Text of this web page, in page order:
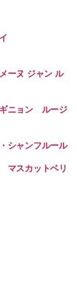
ーヌ ジャン ル
ニョン ルージ
シャンフルール
マスカットベリ